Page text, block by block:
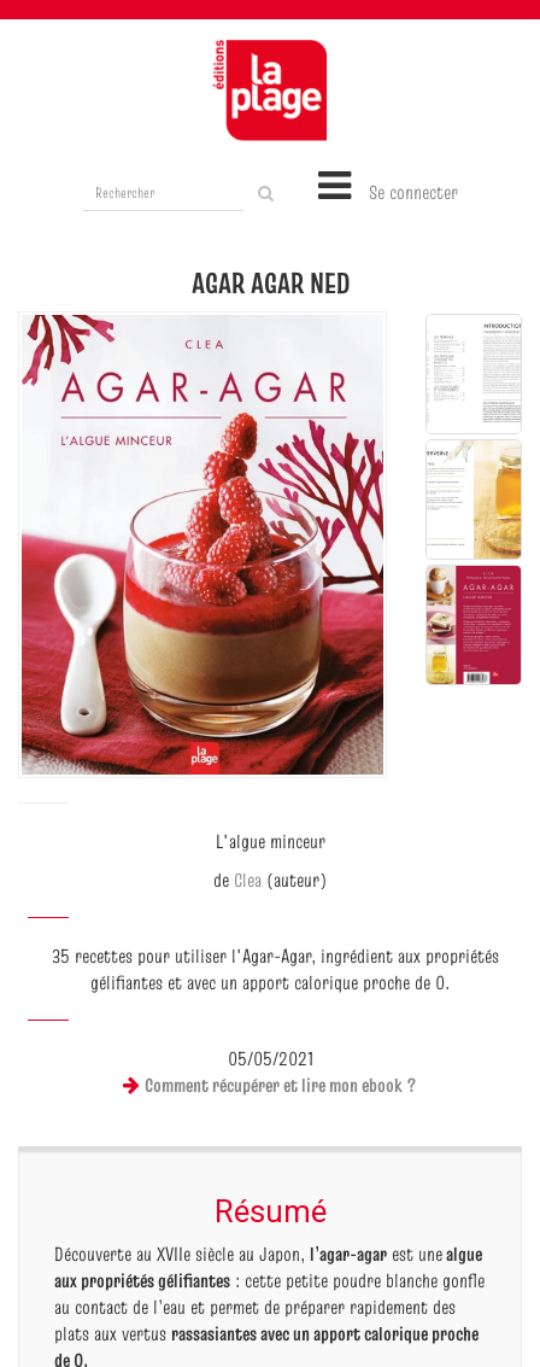
Se connecter
AGAR AGAR NED
L'algue minceur
de Clea (auteur)
35 recettes pour utiliser l'Agar-Agar, ingrédient aux propriétés
gélifiantes et avec un apport calorique proche de 0.
05/05/2021
Comment récupérer et lire mon ebook ?
Résumé
Découverte au XVIIe siècle au Japon, l’agar-agar est unealgue
aux propriétés gélifiantes : cette petite poudre blanche gonfle
au contact de l’eau et permet de préparer rapidement des
plats aux vertusrassasiantes avec un apport calorique proche
de 0.